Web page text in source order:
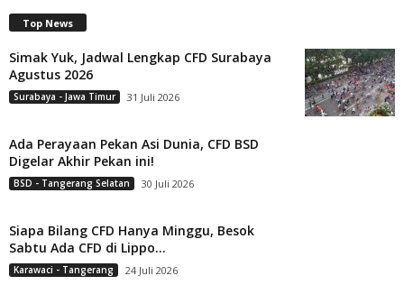
Top News
Simak Yuk, Jadwal Lengkap CFD Surabaya
Agustus 2026
Surabaya - Jawa Timur 31 Juli 2026
Ada Perayaan Pekan Asi Dunia, CFD BSD
Digelar Akhir Pekan ini!
BSD - Tangerang Selatan 30 Juli 2026
Siapa Bilang CFD Hanya Minggu, Besok
Sabtu Ada CFD di Lippo...
Karawaci - Tangerang 24 Juli 2026